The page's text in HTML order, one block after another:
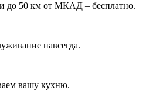
до 50 км от МКАД – бесплатно.
навсегда.
вашу кухню.